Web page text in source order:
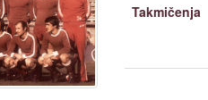
Takmičenja